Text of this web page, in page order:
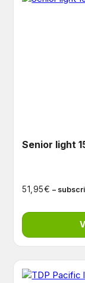
Senior light
51,95€ –